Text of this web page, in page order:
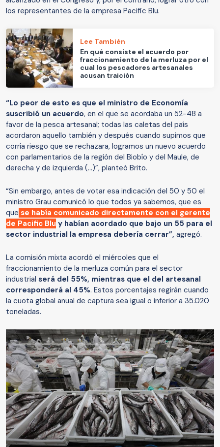
los representantes de la empresa Pacific Blu.
Lee También
En qué consiste el acuerdo por
fraccionamiento de la merluza por el
cual los pescadores artesanales
acusan traición
“Lo peor de esto es que el ministro de Economía
suscribió un acuerdo, en el que se acordaba un 52-48 a
favor de la pesca artesanal; todas las caletas del país
acordaron aquello también y después cuando supimos que
corría riesgo que se rechazara, logramos un nuevo acuerdo
con parlamentarios de la región del Biobío y del Maule, de
derecha y de izquierda (...)”, planteó Brito.
“Sin embargo, antes de votar esa indicación del 50 y 50 el
ministro Grau comunicó lo que todos ya sabemos, que es
que se había comunicado directamente con el gerente
de Pacific Blu y habían acordado que bajo un 55 para el
sector industrial la empresa debería cerrar”, agregó.
La comisión mixta acordó el miércoles que el
fraccionamiento de la merluza común para el sector
industrial será del 55%, mientras que el del artesanal
corresponderá al 45%. Estos porcentajes regirán cuando
la cuota global anual de captura sea igual o inferior a 35.020
toneladas.